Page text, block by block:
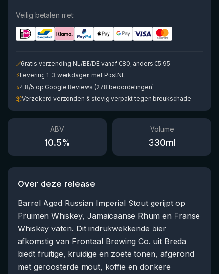
Veilig betalen met:
✅Gratis verzending NL/BE/DE vanaf €80, anders €5.95
⚡Levering 1-3 werkdagen met PostNL
⭐4.8/5 op Google Reviews (278 beoordelingen)
📦Verzekerd verzonden & stevig verpakt tegen breukschade
ABV
10.5%
Volume
330ml
Over deze release
Barrel Aged Russian Imperial Stout gerijpt op
Pruimen Whiskey, Jamaicaanse Rhum en Franse
Whiskey vaten. Dit indrukwekkende bier
afkomstig van Frontaal Brewing Co. uit Breda
biedt fruitige, kruidige en zoete tonen, afgerond
met geroosterde mout, koffie en donkere